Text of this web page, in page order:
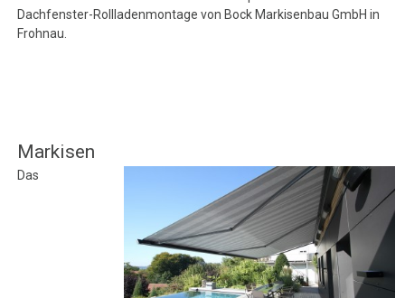
Dachfenster-Rollladenmontage von Bock Markisenbau GmbH in
Frohnau.
Markisen
Das